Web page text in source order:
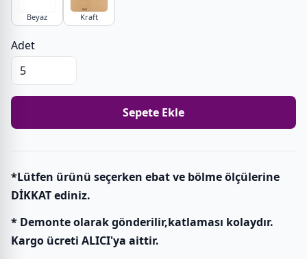
Beyaz Kraft
Adet
Sepete Ekle
*Lütfen ürünü seçerken ebat ve bölme ölçülerine
DİKKAT ediniz.
* Demonte olarak gönderilir,katlaması kolaydır.
Kargo ücreti ALICI'ya aittir.